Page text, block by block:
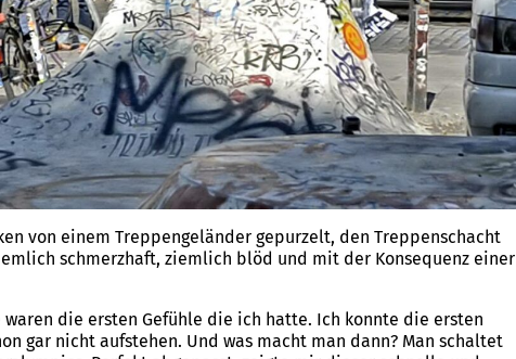
von einem Treppengeländer gepurzelt, den Treppenschacht
schmerzhaft, ziemlich blöd und mit der Konsequenz einer
waren die ersten Gefühle die ich hatte. Ich konnte die ersten
gar nicht aufstehen. Und was macht man dann? Man schaltet